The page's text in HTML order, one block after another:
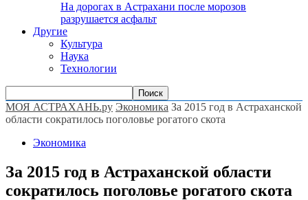
На дорогах в Астрахани после морозов
разрушается асфальт
Другие
Культура
Наука
Технологии
МОЯ АСТРАХАНЬ.ру Экономика За 2015 год в Астраханской
области сократилось поголовье рогатого скота
Экономика
За 2015 год в Астраханской области
сократилось поголовье рогатого скота